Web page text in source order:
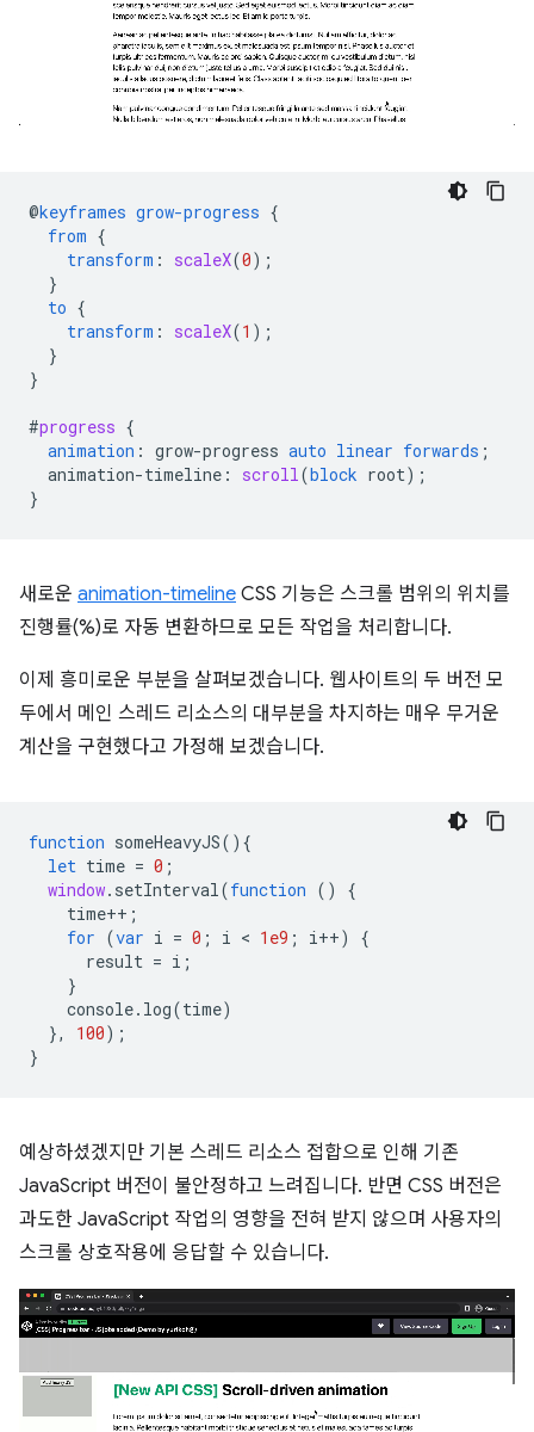
@keyframes grow-progress {
from {
transform : scaleX(0);
}
to {
transform : scaleX(1 );
}
}
#progress {
animation : grow-progress auto linear forwards ;
animation-timeline : scroll(block root);
}
새로운 animation-timeline CSS 기능은 스크롤 범위의 위치를
진행률(%)로 자동 변환하므로 모든 작업을 처리합니다.
이제 흥미로운 부분을 살펴보겠습니다. 웹사이트의 두 버전 모
두에서 메인 스레드 리소스의 대부분을 차지하는 매우 무거운
계산을 구현했다고 가정해 보겠습니다.
function someHeavyJS(){
let time = 0 ;
window. setInterval(function ()
{
time++ ;
for (var i = 0 ; i < 1e9 ; i++)
{
result = i ;
}
console. log(time)
},
100);
}
예상하셨겠지만 기본 스레드 리소스 접합으로 인해 기존
JavaScript 버전이 불안정하고 느려집니다. 반면 CSS 버전은
과도한 JavaScript 작업의 영향을 전혀 받지 않으며 사용자의
스크롤 상호작용에 응답할 수 있습니다.